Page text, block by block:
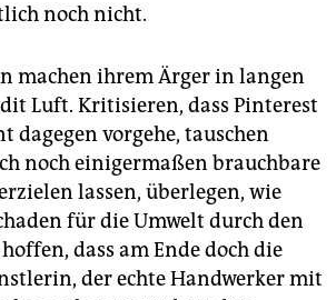
noch nicht.
machen ihrem Ärger in langen
Luft. Kritisieren, dass Pinterest
dagegen vorgehe, tauschen
noch einigermaßen brauchbare
lassen, überlegen, wie
für die Umwelt durch den
dass am Ende doch die
der echte Handwerker mit